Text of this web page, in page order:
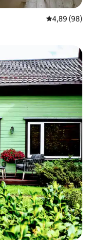
Vidutinis
4,89 (98)